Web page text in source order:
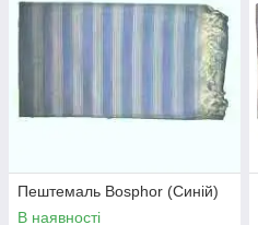
Пештемаль Bosphor (Синій)
В наявності